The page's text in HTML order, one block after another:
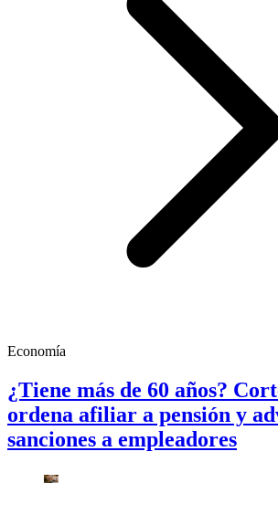
Economía
¿Tiene más de 60 años?
ordena afiliar a pensión y
sanciones a empleadores